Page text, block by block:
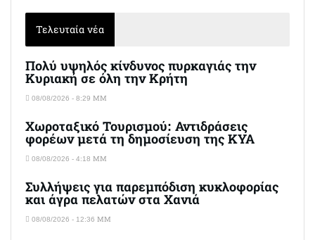
Τελευταία νέα
Πολύ υψηλός κίνδυνος πυρκαγιάς την
Κυριακή σε όλη την Κρήτη
08/08/2026 - 8:29 ΜΜ
Χωροταξικό Τουρισμού: Αντιδράσεις
φορέων μετά τη δημοσίευση της ΚΥΑ
08/08/2026 - 4:18 ΜΜ
Συλλήψεις για παρεμπόδιση κυκλοφορίας
και άγρα πελατών στα Χανιά
08/08/2026 - 12:36 ΜΜ